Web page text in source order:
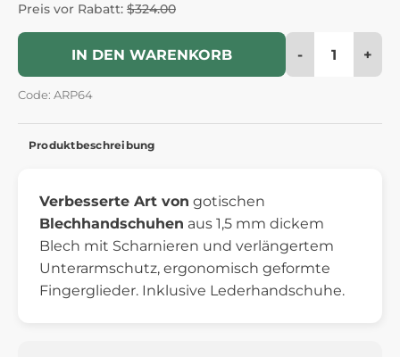
Preis vor Rabatt: $324.00
IN DEN WARENKORB - +
Code: ARP64
Produktbeschreibung
Verbesserte Art von gotischen
Blechhandschuhen aus 1,5 mm dickem
Blech mit Scharnieren und verlängertem
Unterarmschutz, ergonomisch geformte
Fingerglieder. Inklusive Lederhandschuhe.